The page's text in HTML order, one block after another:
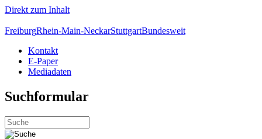
Direkt zum Inhalt
FreiburgRhein-Main-NeckarStuttgartBundesweit
Kontakt
E-Paper
Mediadaten
Suchformular